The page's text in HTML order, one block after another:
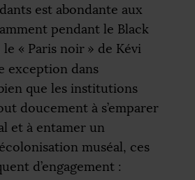
est abondante aux
pendant le Black
« Paris noir » de Kévi
exception dans
que les institutions
doucement à s’emparer
et à entamer un
muséal, ces
d’engagement :